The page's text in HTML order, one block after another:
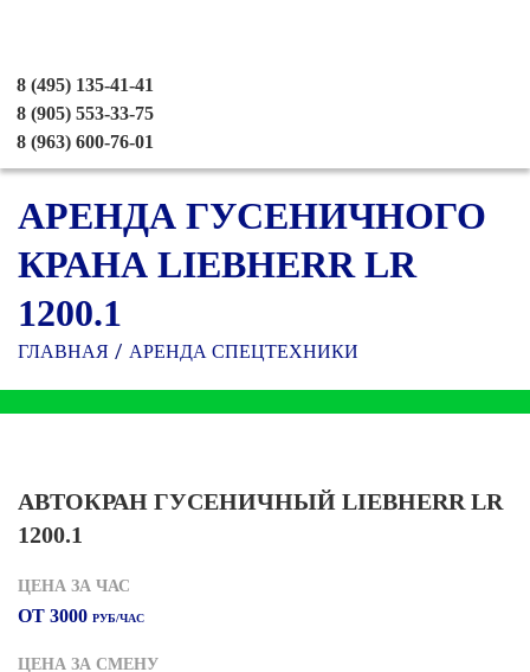
8 (495) 135-41-41
8 (905) 553-33-75
8 (963) 600-76-01
АРЕНДА ГУСЕНИЧНОГО
КРАНА LIEBHERR LR
1200.1
ГЛАВНАЯ АРЕНДА СПЕЦТЕХНИКИ
АВТОКРАН ГУСЕНИЧНЫЙ LIEBHERR LR
1200.1
ЦЕНА ЗА ЧАС
ОТ 3000 РУБ/ЧАС
ЦЕНА ЗА СМЕНУ